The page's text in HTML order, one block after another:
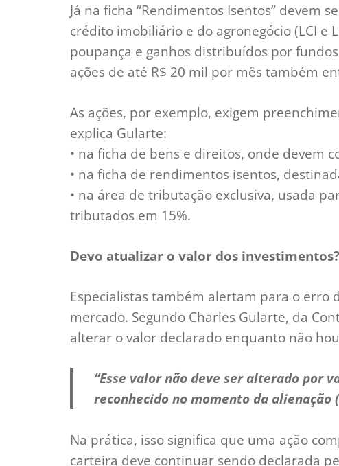
Já na ficha “Rendimentos Isentos” devem
crédito imobiliário e do agronegócio (LCI e
poupança e ganhos distribuídos por
ações de até R$ 20 mil por mês também
As ações, por exemplo, exigem
explica Gularte:
• na ficha de bens e direitos, onde devem
• na ficha de rendimentos isentos,
• na área de tributação exclusiva, usada
tributados em 15%.
Devo atualizar o valor dos investimentos?
Especialistas também alertam para o erro
mercado. Segundo Charles Gularte, da
alterar o valor declarado enquanto não
“Esse valor não deve ser alterado por
reconhecido no momento da alienação
Na prática, isso significa que uma ação
carteira deve continuar sendo declarada